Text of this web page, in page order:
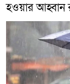
হওয়ার আহ্বান